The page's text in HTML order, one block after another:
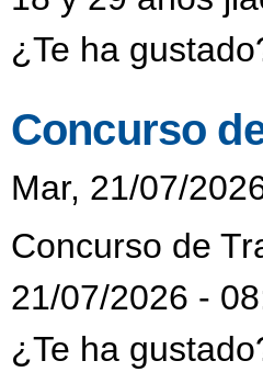
¿Te ha
Concurso
Mar, 21/07/
Concurso de
21/07/2026 -
¿Te ha